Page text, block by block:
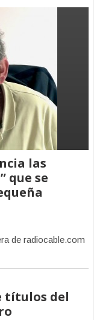
las
que se
de radiocable.com
títulos del